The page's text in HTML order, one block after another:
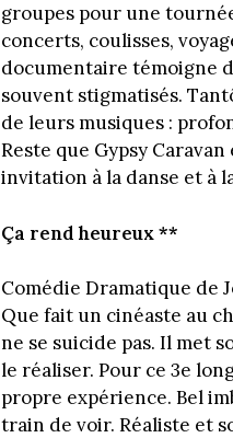
groupes pour une
concerts, coulisses,
documentaire témoigne
souvent stigmatisés.
de leurs musiques :
Reste que Gypsy
invitation à la danse et à
Ça rend heureux **
Comédie Dramatique de
Que fait un cinéaste au
ne se suicide pas. Il met
le réaliser. Pour ce 3e
propre expérience. Bel
train de voir. Réaliste et